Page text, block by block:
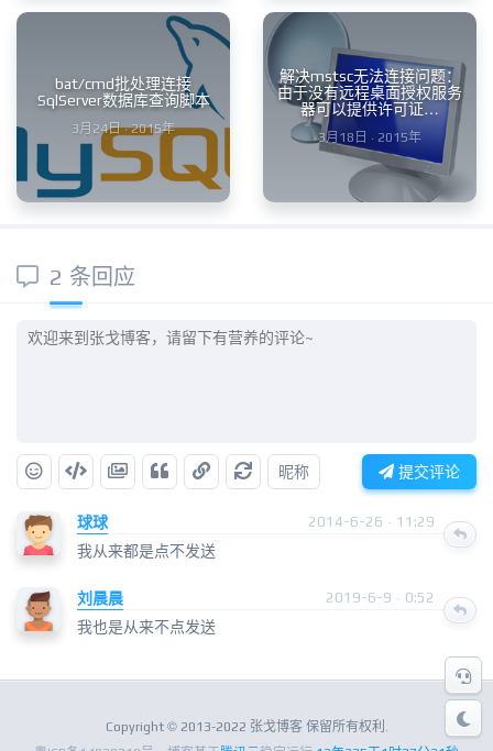
bat/cmd批处理连接
SqlServer数据库查询脚本
3月24日 · 2015年
解决mstsc无法连接问题：
由于没有远程桌面授权服务
器可以提供许可证…
3月18日 · 2015年
2 条回应
昵称 提交评论
球球 2014-6-26 · 11:29
我从来都是点不发送
刘晨晨 2019-6-9 · 0:52
我也是从来不点发送
Copyright © 2013-2022 张戈博客 保留所有权利.